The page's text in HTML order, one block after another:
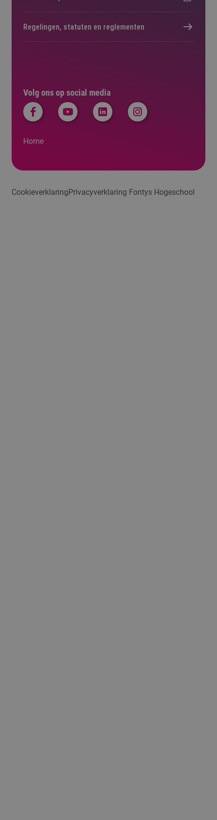
Volg ons op social media
Home
Regelingen, statuten en reglementen
Cookieverklaring Privacyverklaring Fontys Hogeschool